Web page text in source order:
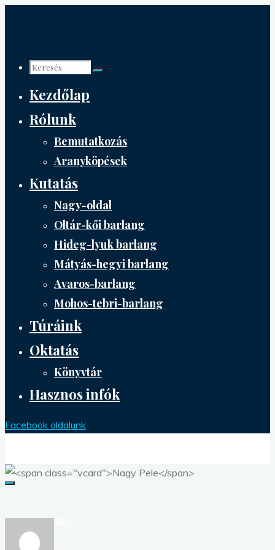
Keresés:
Kezdőlap
Rólunk
Bemutatkozás
Aranyköpések
Kutatás
Nagy-oldal
Oltár-kői barlang
Hideg-lyuk barlang
Mátyás-hegyi barlang
Avaros-barlang
Mohos-tebri-barlang
Túráink
Oktatás
Könyvtár
Hasznos infók
Facebook oldalunk
Kezdőlap